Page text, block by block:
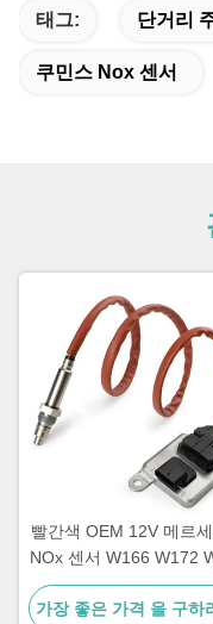
태그: 단거리
쿠민스 Nox 센서
빨간색 OEM 12V 메르
NOx 센서 W166 W172
W221 W212 C300
가장 좋은 가격 을 구하